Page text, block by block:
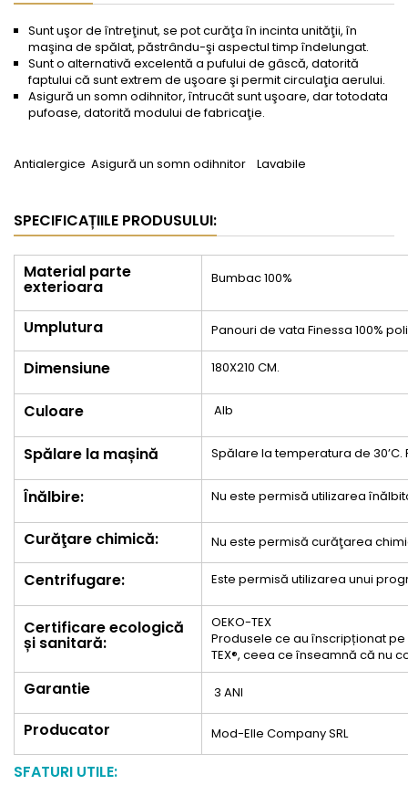
Sunt uşor de întreţinut, se pot curăţa în incinta unităţii, în
maşina de spălat, păstrându-şi aspectul timp îndelungat.
Sunt o alternativă excelentă a pufului de gâscă, datorită
faptului că sunt extrem de uşoare şi permit circulaţia aerului.
Asigură un somn odihnitor, întrucât sunt uşoare, dar totodata
pufoase, datorită modului de fabricaţie.
Antialergice Asigură un somn odihnitor Lavabile
SPECIFICAȚIILE PRODUSULUI:
Material parte
exterioara Bumbac 100%
Umplutura Panouri de vata Finessa 100%
Dimensiune 180X210 CM.
Culoare Alb
Spălare la mașină Spălare la temperatura de
Înălbire: Nu este permisă utilizarea
Curăţare chimică: Nu este permisă curăţarea
Centrifugare: Este permisă utilizarea unui
Certificare ecologică
și sanitară:
OEKO-TEX
Produsele ce au înscripționat
TEX®, ceea ce înseamnă că nu
Garantie 3 ANI
Producator Mod-Elle Company SRL
SFATURI UTILE: